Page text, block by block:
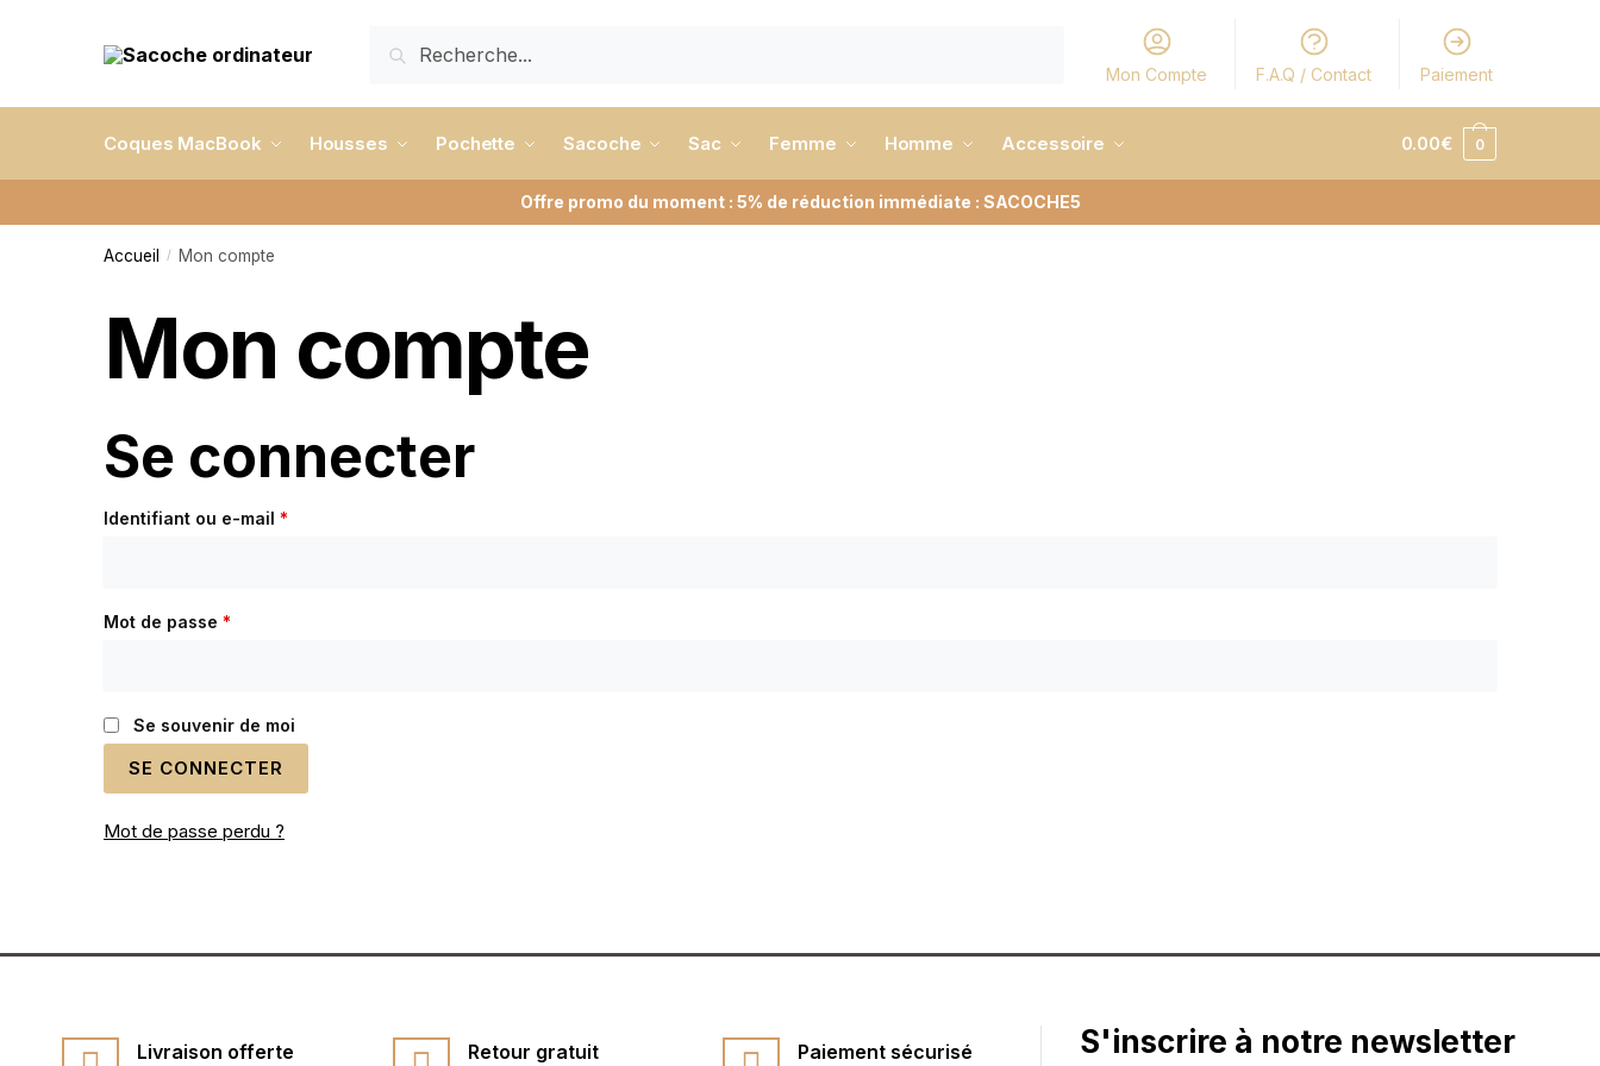
Mon Compte F.A.Q / Contact Paiement
Coques MacBook Housses Pochette Sacoche Sac Femme Homme Accessoire 0.00€ 0
Offre promo du moment : 5% de réduction immédiate : SACOCHE5
Accueil / Mon compte
Mon compte
Se connecter
Identifiant ou e-mail *
Mot de passe *
Se souvenir de moi
SE CONNECTER
Mot de passe perdu ?
Livraison offerte Retour gratuit Paiement sécurisé S'inscrire à notre newsletter